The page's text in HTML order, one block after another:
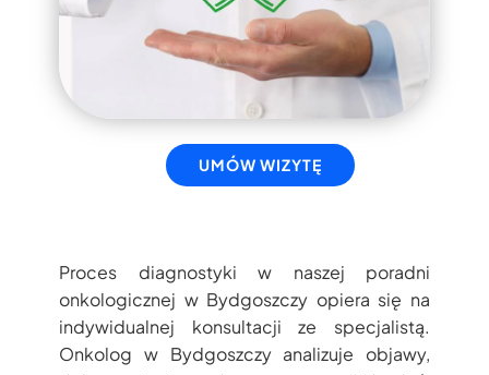
UMÓW WIZYTĘ
Proces diagnostyki w naszej poradni
onkologicznej w Bydgoszczy opiera się na
indywidualnej konsultacji ze specjalistą.
Onkolog w Bydgoszczy analizuje objawy,